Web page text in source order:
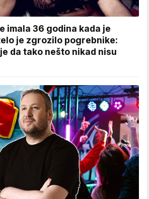
imala 36 godina kada je
je zgrozilo pogrebnike:
da tako nešto nikad nisu